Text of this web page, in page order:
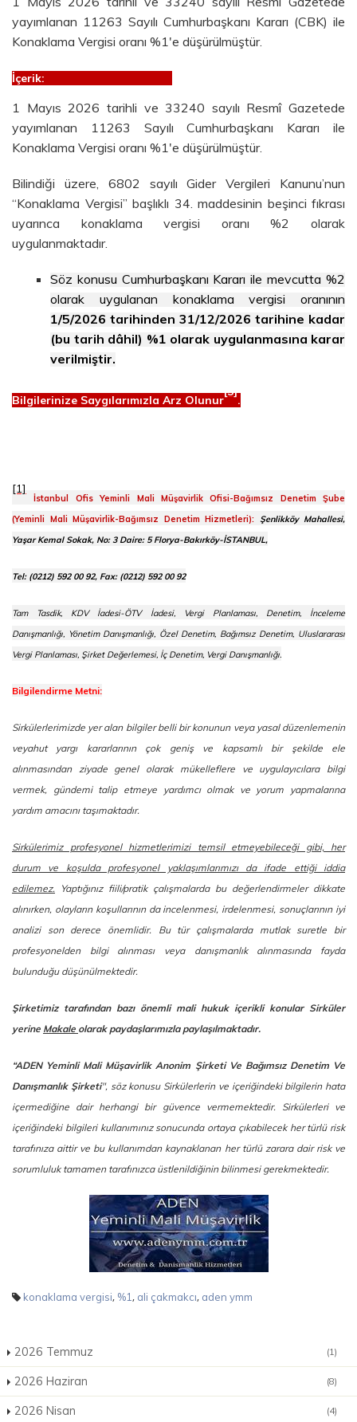
yayımlanan 11263 Sayılı Cumhurbaşkanı Kararı (CBK) ile
Konaklama Vergisi oranı %1'e düşürülmüştür.
İçerik:
1 Mayıs 2026 tarihli ve 33240 sayılı Resmî Gazetede
yayımlanan 11263 Sayılı Cumhurbaşkanı Kararı ile
Konaklama Vergisi oranı %1'e düşürülmüştür.
Bilindiği üzere, 6802 sayılı Gider Vergileri Kanunu’nun
“Konaklama Vergisi” başlıklı 34. maddesinin beşinci fıkrası
uyarınca konaklama vergisi oranı %2 olarak
uygulanmaktadır.
Söz konusu Cumhurbaşkanı Kararı ile mevcutta %2
olarak uygulanan konaklama vergisi oranının
1/5/2026 tarihinden 31/12/2026 tarihine kadar
(bu tarih dâhil) %1 olarak uygulanmasına karar
verilmiştir.
Bilgilerinize Saygılarımızla Arz Olunur
[3]
.
[1]
İstanbul Ofis Yeminli Mali Müşavirlik Ofisi-Bağımsız Denetim Şube
(Yeminli Mali Müşavirlik-Bağımsız Denetim Hizmetleri):
Şenlikköy Mahallesi,
Yaşar Kemal Sokak, No: 3 Daire: 5 Florya-Bakırköy-İSTANBUL,
Tel: (0212) 592 00 92, Fax: (0212) 592 00 92
Tam Tasdik, KDV İadesi-ÖTV İadesi, Vergi Planlaması, Denetim, İnceleme
Danışmanlığı, Yönetim Danışmanlığı, Özel Denetim, Bağımsız Denetim, Uluslararası
Vergi Planlaması, Şirket Değerlemesi, İç Denetim, Vergi Danışmanlığı.
Bilgilendirme Metni:
Sirkülerlerimizde yer alan bilgiler belli bir konunun veya yasal düzenlemenin
veyahut yargı kararlarının çok geniş ve kapsamlı bir şekilde ele
alınmasından ziyade genel olarak mükelleflere ve uygulayıcılara bilgi
vermek, gündemi talip etmeye yardımcı olmak ve yorum yapmalarına
yardım amacını taşımaktadır.
Sirkülerimiz profesyonel hizmetlerimizi temsil etmeyebileceği gibi, her
durum ve koşulda profesyonel yaklaşımlarımızı da ifade ettiği iddia
edilemez. Yaptığınız fiili/pratik çalışmalarda bu değerlendirmeler dikkate
alınırken, olayların koşullarının da incelenmesi, irdelenmesi, sonuçlarının iyi
analizi son derece önemlidir. Bu tür çalışmalarda mutlak suretle bir
profesyonelden bilgi alınması veya danışmanlık alınmasında fayda
bulunduğu düşünülmektedir.
Şirketimiz tarafından bazı önemli mali hukuk içerikli konular Sirküler
yerine Makale olarak paydaşlarımızla paylaşılmaktadır.
“ADEN Yeminli Mali Müşavirlik Anonim Şirketi Ve Bağımsız Denetim Ve
Danışmanlık Şirketi", söz konusu Sirkülerlerin ve içeriğindeki bilgilerin hata
içermediğine dair herhangi bir güvence vermemektedir. Sirkülerleri ve
içeriğindeki bilgileri kullanımınız sonucunda ortaya çıkabilecek her türlü risk
tarafınıza aittir ve bu kullanımdan kaynaklanan her türlü zarara dair risk ve
sorumluluk tamamen tarafınızca üstlenildiğinin bilinmesi gerekmektedir.
konaklama vergisi, %1 , ali çakmakcı, aden ymm
2026 Temmuz (1)
2026 Haziran (8)
2026 Nisan (4)